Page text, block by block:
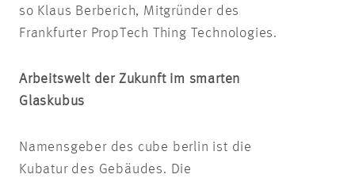
so Klaus Berberich, Mitgründer des
Frankfurter PropTech Thing Technologies.
Arbeitswelt der Zukunft im smarten
Glaskubus
Namensgeber des cube berlin ist die
Kubatur des Gebäudes. Die